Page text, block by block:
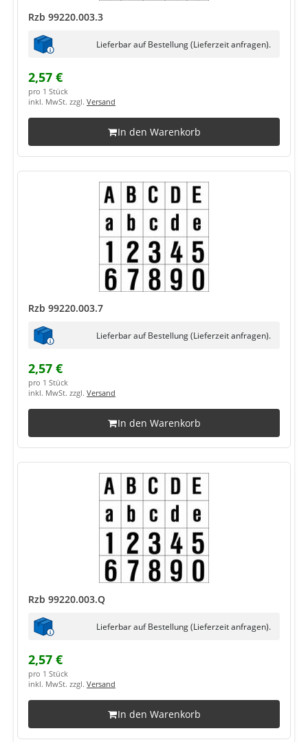
Rzb 99220.003.3
Lieferbar auf Bestellung (Lieferzeit anfragen).
2,57 €
pro 1 Stück
inkl. MwSt. zzgl. Versand
In den Warenkorb
Rzb 99220.003.7
Lieferbar auf Bestellung (Lieferzeit anfragen).
2,57 €
pro 1 Stück
inkl. MwSt. zzgl. Versand
In den Warenkorb
Rzb 99220.003.Q
Lieferbar auf Bestellung (Lieferzeit anfragen).
2,57 €
pro 1 Stück
inkl. MwSt. zzgl. Versand
In den Warenkorb